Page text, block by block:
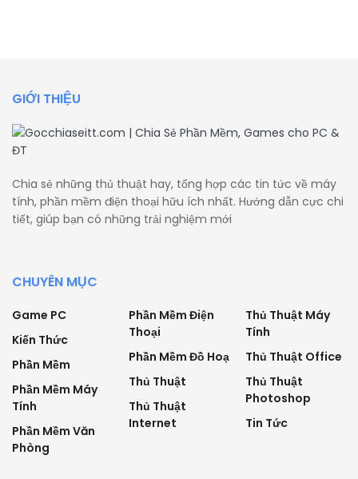
GIỚI THIỆU
Chia sẻ những thủ thuật hay, tổng hợp các tin tức về máy
tính, phần mềm điện thoại hữu ích nhất. Hướng dẫn cực chi
tiết, giúp bạn có những trải nghiệm mới
CHUYÊN MỤC
Game PC
Kiến Thức
Phần Mềm
Phần Mềm Máy
Tính
Phần Mềm Văn
Phòng
Phần Mềm Điện
Thoại
Phần Mềm Đồ Hoạ
Thủ Thuật
Thủ Thuật
Internet
Thủ Thuật Máy
Tính
Thủ Thuật Office
Thủ Thuật
Photoshop
Tin Tức